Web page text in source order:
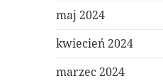
maj 2024
kwiecień 2024
marzec 2024